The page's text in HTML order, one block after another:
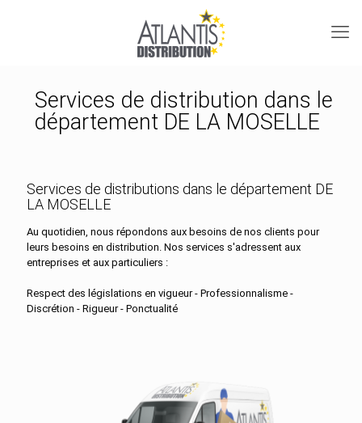
Services de distribution dans le
département DE LA MOSELLE
Services de distributions dans le département DE
LA MOSELLE
Au quotidien, nous répondons aux besoins de nos clients pour
leurs besoins en distribution. Nos services s'adressent aux
entreprises et aux particuliers :
Respect des législations en vigueur - Professionnalisme -
Discrétion - Rigueur - Ponctualité